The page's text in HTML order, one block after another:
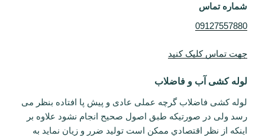
شماره تماس
09127557880
جهت تماس کلیک کنید
لوله کشی آب و فاضلاب
لوله كشی فاضلاب گرچه عملی عادی و پيش پا افتاده بنظر می
رسد ولی در صورتیكه طبق اصول صحيح انجام نشود علاوه بر
اينكه از نظر اقتصادي ممكن است توليد ضرر و زيان نمايد به